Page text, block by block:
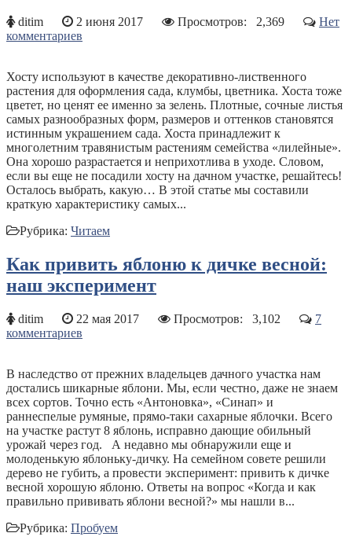
ditim 2 июня 2017 Просмотров: 2,369
Нет
комментариев
Хосту используют в качестве декоративно-лиственного
растения для оформления сада, клумбы, цветника. Хоста тоже
цветет, но ценят ее именно за зелень. Плотные, сочные листья
самых разнообразных форм, размеров и оттенков становятся
истинным украшением сада. Хоста принадлежит к
многолетним травянистым растениям семейства «лилейные».
Она хорошо разрастается и неприхотлива в уходе. Словом,
если вы еще не посадили хосту на дачном участке, решайтесь!
Осталось выбрать, какую… В этой статье мы составили
краткую характеристику самых...
Рубрика: Читаем
Как привить яблоню к дичке весной:
наш эксперимент
ditim 22 мая 2017 Просмотров: 3,102
7
комментариев
В наследство от прежних владельцев дачного участка нам
достались шикарные яблони. Мы, если честно, даже не знаем
всех сортов. Точно есть «Антоновка», «Синап» и
раннеспелые румяные, прямо-таки сахарные яблочки. Всего
на участке растут 8 яблонь, исправно дающие обильный
урожай через год. А недавно мы обнаружили еще и
молоденькую яблоньку-дичку. На семейном совете решили
дерево не губить, а провести эксперимент: привить к дичке
весной хорошую яблоню. Ответы на вопрос «Когда и как
правильно прививать яблони весной?» мы нашли в...
Рубрика: Пробуем